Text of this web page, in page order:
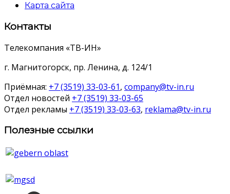
Карта сайта
Контакты
Телекомпания «ТВ-ИН»
г. Магнитогорск, пр. Ленина, д. 124/1
Приёмная: +7 (3519) 33-03-61, company@tv-in.ru
Отдел новостей +7 (3519) 33-03-65
Отдел рекламы +7 (3519) 33-03-63, reklama@tv-in.ru
Полезные ссылки